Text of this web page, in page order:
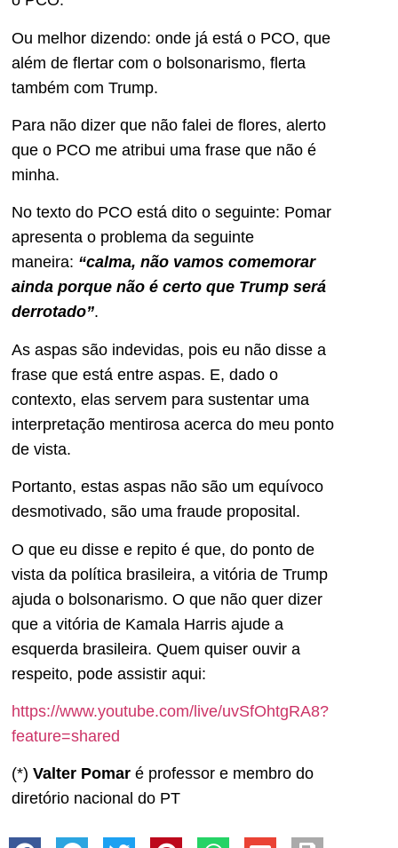
Ou melhor dizendo: onde já está o PCO, que
além de flertar com o bolsonarismo, flerta
também com Trump.
Para não dizer que não falei de flores, alerto
que o PCO me atribui uma frase que não é
minha.
No texto do PCO está dito o seguinte: Pomar
apresenta o problema da seguinte
maneira: “calma, não vamos comemorar
ainda porque não é certo que Trump será
derrotado”.
As aspas são indevidas, pois eu não disse a
frase que está entre aspas. E, dado o
contexto, elas servem para sustentar uma
interpretação mentirosa acerca do meu ponto
de vista.
Portanto, estas aspas não são um equívoco
desmotivado, são uma fraude proposital.
O que eu disse e repito é que, do ponto de
vista da política brasileira, a vitória de Trump
ajuda o bolsonarismo. O que não quer dizer
que a vitória de Kamala Harris ajude a
esquerda brasileira. Quem quiser ouvir a
respeito, pode assistir aqui:
https://www.youtube.com/live/uvSfOhtgRA8?
feature=shared
(*) Valter Pomar é professor e membro do
diretório nacional do PT